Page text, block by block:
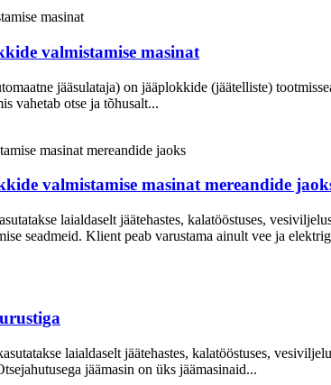
valmistamise masinat
jääsulataja) on jääplokkide (jäätelliste)
vahetab otse ja tõhusalt...
valmistamise masinat mereandide
laialdaselt jäätehastes, kalatööstuses,
seadmeid. Klient peab varustama ainult vee ja
laialdaselt jäätehastes, kalatööstuses,
jäämasin on üks jäämasinaid...